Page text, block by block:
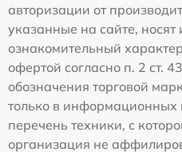
авторизации от
указанные на сайте, носят
ознакомительный
офертой согласно п. 2 ст.
обозначения торговой
только в информационных
перечень техники, с
организация не